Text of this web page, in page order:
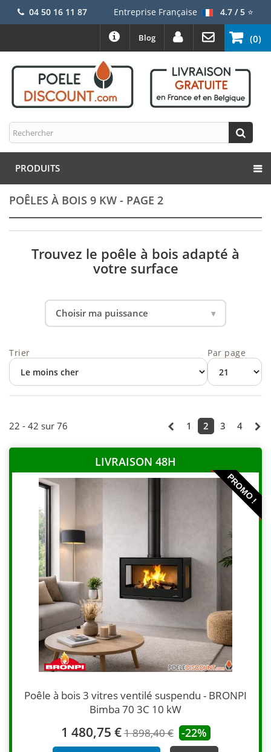
04 50 16 11 87 Entreprise Française 4.7 / 5⭐
(0)
Blog
PRODUITS
POÊLES À BOIS 9 KW - PAGE 2
Trouvez le poêle à bois adapté à
votre surface
Choisir ma puissance
Trier Par page
1 2 3 4
22 - 42 sur 76
LIVRAISON 48H
PROMO !
Poêle à bois 3 vitres ventilé suspendu - BRONPI
Bimba 70 3C 10 kW
1 480,75 €1 898,40 € -22%